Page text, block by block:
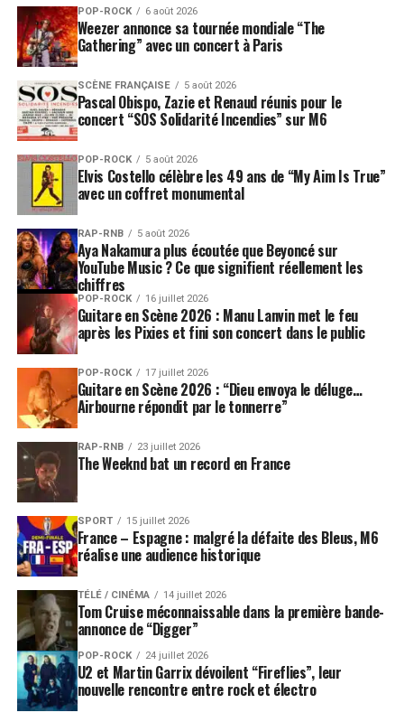
POP-ROCK 6 août 2026
Weezer annonce sa tournée mondiale “The
Gathering” avec un concert à Paris
SCÈNE FRANÇAISE 5 août 2026
Pascal Obispo, Zazie et Renaud réunis pour le
concert “SOS Solidarité Incendies” sur M6
POP-ROCK 5 août 2026
Elvis Costello célèbre les 49 ans de “My Aim Is True”
avec un coffret monumental
RAP-RNB 5 août 2026
Aya Nakamura plus écoutée que Beyoncé sur
YouTube Music ? Ce que signifient réellement les
chiffres
POP-ROCK 16 juillet 2026
Guitare en Scène 2026 : Manu Lanvin met le feu
après les Pixies et fini son concert dans le public
POP-ROCK 17 juillet 2026
Guitare en Scène 2026 : “Dieu envoya le déluge…
Airbourne répondit par le tonnerre”
RAP-RNB 23 juillet 2026
The Weeknd bat un record en France
SPORT 15 juillet 2026
France – Espagne : malgré la défaite des Bleus, M6
réalise une audience historique
TÉLÉ / CINÉMA 14 juillet 2026
Tom Cruise méconnaissable dans la première bande-
annonce de “Digger”
POP-ROCK 24 juillet 2026
U2 et Martin Garrix dévoilent “Fireflies”, leur
nouvelle rencontre entre rock et électro